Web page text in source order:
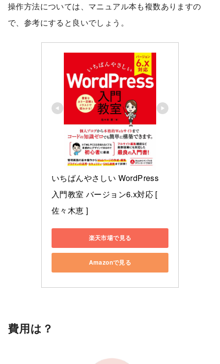
操作方法については、マニュアル本も複数ありますの
で、参考にすると良いでしょう。
いちばんやさしい WordPress
入門教室 バージョン6.x対応 [
佐々木恵 ]
楽天市場で見る
Amazonで見る
費用は？